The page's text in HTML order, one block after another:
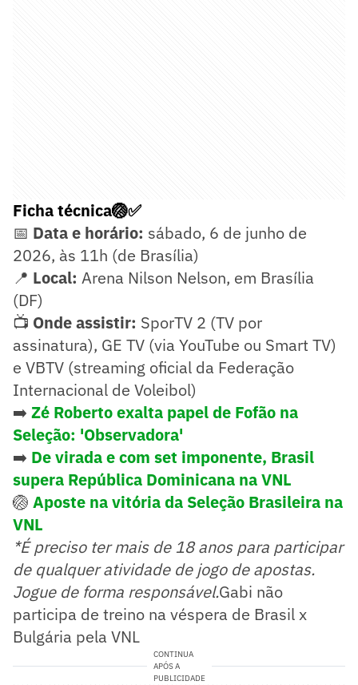
Ficha técnica🏐✅
📅 Data e horário: sábado, 6 de junho de
2026, às 11h (de Brasília)
📍 Local: Arena Nilson Nelson, em Brasília
(DF)
📺 Onde assistir: SporTV 2 (TV por
assinatura), GE TV (via YouTube ou Smart TV)
e VBTV (streaming oficial da Federação
Internacional de Voleibol)
➡️ Zé Roberto exalta papel de Fofão na
Seleção: 'Observadora'
➡️ De virada e com set imponente, Brasil
supera República Dominicana na VNL
🏐 Aposte na vitória da Seleção Brasileira na
VNL
*É preciso ter mais de 18 anos para participar
de qualquer atividade de jogo de apostas.
Jogue de forma responsável.Gabi não
participa de treino na véspera de Brasil x
Bulgária pela VNL
CONTINUA
APÓS A
PUBLICIDADE